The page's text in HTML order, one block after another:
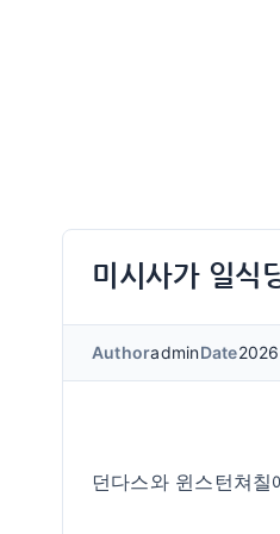
미시사가 일식
AuthoradminDate
던다스와 윈스턴쳐칠